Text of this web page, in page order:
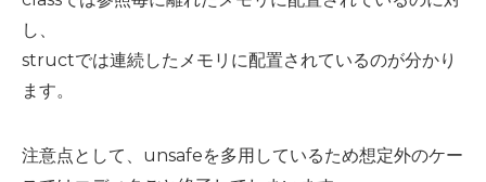
し、
structでは連続したメモリに配置されているのが分かり
ます。
注意点として、unsafeを多用しているため想定外のケー